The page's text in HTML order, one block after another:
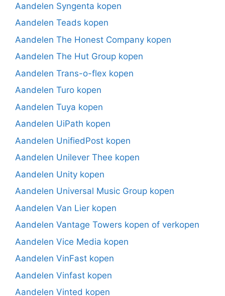
Aandelen Syngenta kopen
Aandelen Teads kopen
Aandelen The Honest Company kopen
Aandelen The Hut Group kopen
Aandelen Trans-o-flex kopen
Aandelen Turo kopen
Aandelen Tuya kopen
Aandelen UiPath kopen
Aandelen UnifiedPost kopen
Aandelen Unilever Thee kopen
Aandelen Unity kopen
Aandelen Universal Music Group kopen
Aandelen Van Lier kopen
Aandelen Vantage Towers kopen of verkopen
Aandelen Vice Media kopen
Aandelen VinFast kopen
Aandelen Vinfast kopen
Aandelen Vinted kopen